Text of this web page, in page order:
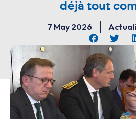
déjà tout
7 May 2026